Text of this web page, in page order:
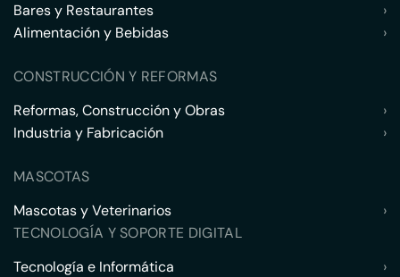
Bares y Restaurantes
›
Alimentación y Bebidas
›
CONSTRUCCIÓN Y REFORMAS
Reformas, Construcción y Obras
›
Industria y Fabricación
›
MASCOTAS
Mascotas y Veterinarios
›
TECNOLOGÍA Y SOPORTE DIGITAL
Tecnología e Informática
›